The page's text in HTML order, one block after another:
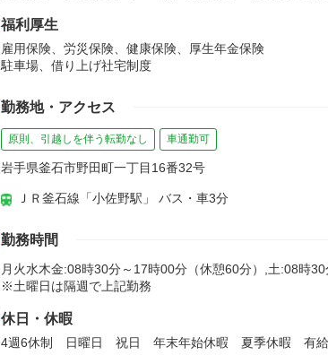
福利厚生
雇用保険、労災保険、健康保険、厚生年金保険
駐車場、借り上げ社宅制度
勤務地・アクセス
原則、引越しを伴う転勤なし 車通勤可
岩手県釜石市野田町一丁目16番32号
ＪＲ釜石線「小佐野駅」 バス・車3分
勤務時間
月火水木金:08時30分～17時00分（休憩60分）,土:08時30
※土曜日は隔週で上記勤務
休日・休暇
4週6休制 日曜日 祝日 年末年始休暇 夏季休暇 有